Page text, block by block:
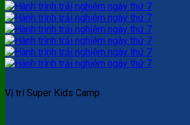
Vị trí Super Kids Camp